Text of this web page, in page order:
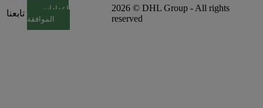
تابعنا
إعدادات
الموافقة
2026 © DHL Group - All rights
reserved